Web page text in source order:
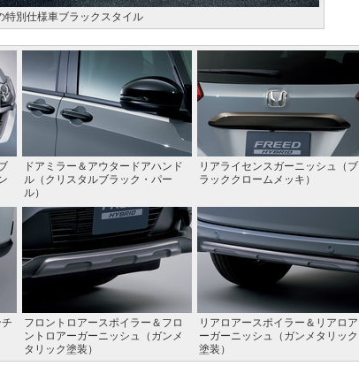
特別仕様車ブラックスタイル
ドアミラー＆アウタードアハンド
ル（クリスタルブラック・パー
ル）
リアライセンスガーニッシュ（ブ
ラッククロームメッキ）
フロントロアースポイラー＆フロ
ントロアーガーニッシュ（ガンメ
タリック塗装）
リアロアースポイラー＆リアロア
ーガーニッシュ（ガンメタリック
塗装）